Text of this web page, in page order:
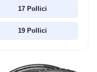
17 Pollici
19 Pollici